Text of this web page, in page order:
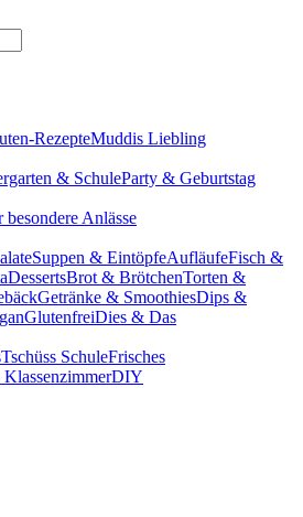
RezepteMuddis Liebling
& SchuleParty & Geburtstag
besondere Anlässe
Suppen & EintöpfeAufläufeFisch &
DessertsBrot & BrötchenTorten &
Getränke & SmoothiesDips &
GlutenfreiDies & Das
Tschüss SchuleFrisches
KlassenzimmerDIY